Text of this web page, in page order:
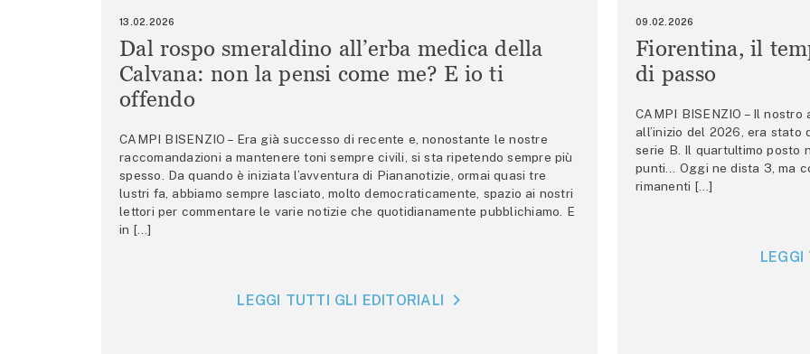
13.02.2026
Dal rospo smeraldino all’erba medica della
Calvana: non la pensi come me? E io ti
offendo
CAMPI BISENZIO – Era già successo di recente e, nonostante le nostre
raccomandazioni a mantenere toni sempre civili, si sta ripetendo sempre più
spesso. Da quando è iniziata l’avventura di Piananotizie, ormai quasi tre
lustri fa, abbiamo sempre lasciato, molto democraticamente, spazio ai nostri
lettori per commentare le varie notizie che quotidianamente pubblichiamo. E
in […]
LEGGI TUTTI GLI EDITORIALI
09.02.2026
Fiorentina, il
di passo
CAMPI BISENZIO – Il
all’inizio del 2026, era stato
serie B. Il quartultimo posto
punti… Oggi ne dista 3, ma
rimanenti […]